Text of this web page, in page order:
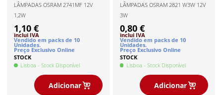
LÂMPADAS OSRAM 2741MF 12V
1,2W
1,10 €
inclui IVA
Vendido em packs de 10
Unidades.
Preço Exclusivo Online
STOCK
Lisboa - Stock Disponível
Adicionar
LÂMPADAS OSRAM 2821 W3W 12V
3W
0,80 €
inclui IVA
Vendido em packs de 10
Unidades.
Preço Exclusivo Online
STOCK
Lisboa - Stock Disponível
Adicionar